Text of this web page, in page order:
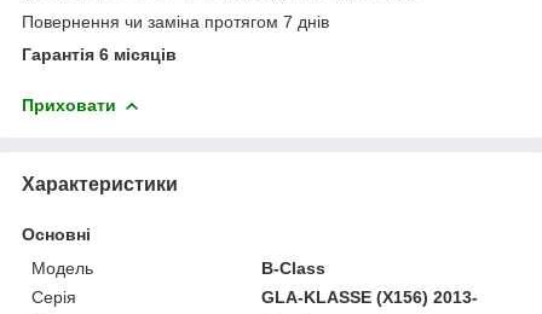
Повернення чи заміна протягом 7 днів
Гарантія 6 місяців
Приховати
Характеристики
Основні
Модель
B-Class
Серія
GLA-KLASSE (X156) 2013-